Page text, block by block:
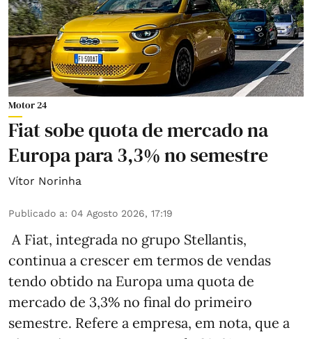
Motor 24
Fiat sobe quota de mercado na
Europa para 3,3% no semestre
Vítor Norinha
Publicado a: 04 Agosto 2026, 17:19
A Fiat, integrada no grupo Stellantis,
continua a crescer em termos de vendas
tendo obtido na Europa uma quota de
mercado de 3,3% no final do primeiro
semestre. Refere a empresa, em nota, que a